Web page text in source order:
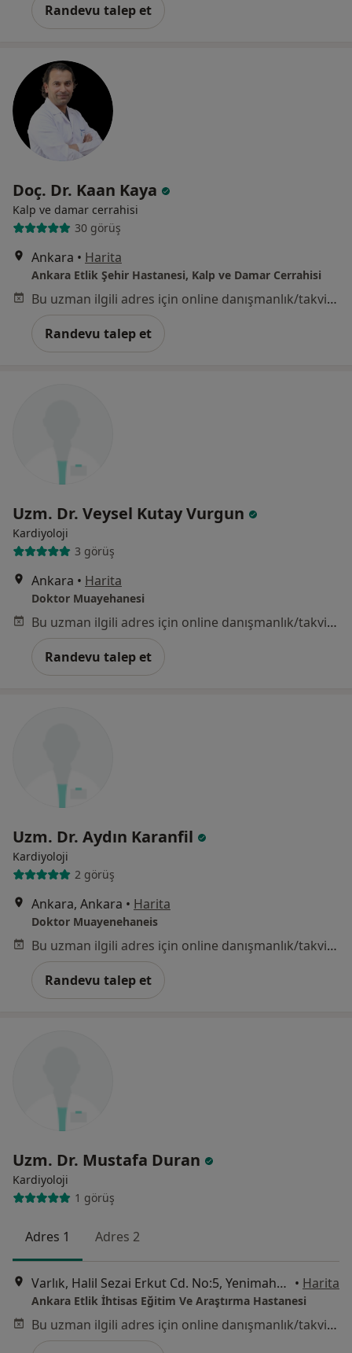
Randevu talep et
Doç. Dr. Kaan Kaya
Kalp ve damar cerrahisi
30 görüş
Ankara • Harita
Ankara Etlik Şehir Hastanesi, Kalp ve Damar Cerrahisi
Bu uzman ilgili adres için online danışmanlık/takvim sunmuyor.
Randevu talep et
Uzm. Dr. Veysel Kutay Vurgun
Kardiyoloji
3 görüş
Ankara • Harita
Doktor Muayehanesi
Bu uzman ilgili adres için online danışmanlık/takvim sunmuyor.
Randevu talep et
Uzm. Dr. Aydın Karanfil
Kardiyoloji
2 görüş
Ankara, Ankara • Harita
Doktor Muayenehaneis
Bu uzman ilgili adres için online danışmanlık/takvim sunmuyor.
Randevu talep et
Uzm. Dr. Mustafa Duran
Kardiyoloji
1 görüş
Adres 1 Adres 2
Varlık, Halil Sezai Erkut Cd. No:5, Yenimahalle • Harita
Ankara Etlik İhtisas Eğitim Ve Araştırma Hastanesi
Bu uzman ilgili adres için online danışmanlık/takvim sunmuyor.